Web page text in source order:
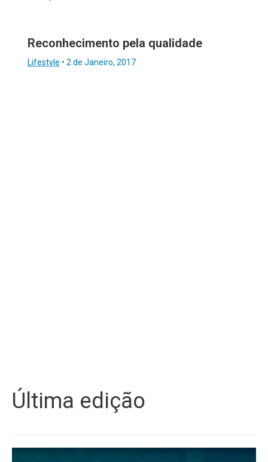
Reconhecimento pela qualidade
Lifestyle • 2 de Janeiro, 2017
Última edição